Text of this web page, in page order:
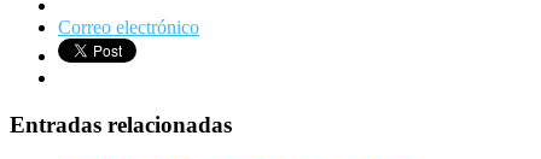
Correo electrónico
Entradas relacionadas